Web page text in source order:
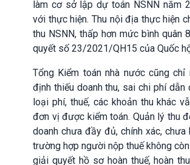
làm cơ sở lập dự toán NSNN năm
với thực hiện. Thu nội địa thực hiện
thu NSNN, thấp hơn mức bình quân
quyết số 23/2021/QH15 của Quốc
Tổng Kiểm toán nhà nước cũng chỉ
định thiếu doanh thu, sai chi phí dẫn
loại phí, thuế, các khoản thu khác
đơn vị được kiểm toán. Quản lý thu
doanh chưa đầy đủ, chính xác,
trường hợp người nộp thuế không
giải quyết hồ sơ hoàn thuế, hoàn